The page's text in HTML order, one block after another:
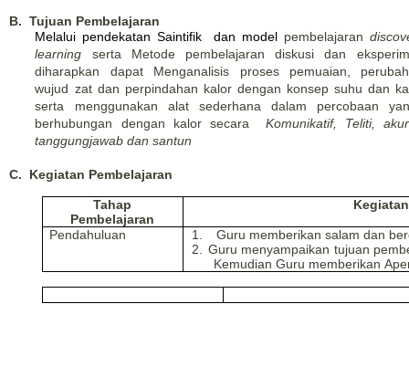
B. Tujuan Pembelajaran
Melalui pendekatan Saintifik
dan model pembelajaran
learning serta Metode pembelajarandiskusi dan
diharapkan dapat Menganalisis proses pemuaian,
wujud zat dan perpindahan kalor dengan konsep suhu dan
serta menggunakan alat sederhana dalam percobaan
berhubungan dengan kalorsecara Komunikatif, Teliti,
tanggungjawab dan santun
C. Kegiatan Pembelajaran
Tahap
Pembelajaran
Pendahuluan 1. Guru memberikan salam dan
2.
Guru menyampaikan tujuan
Kemudian Guru memberikan